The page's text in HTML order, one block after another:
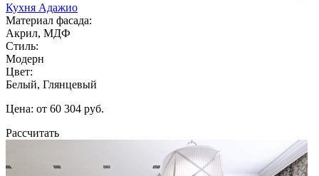
Кухня Адажио
Материал фасада:
Акрил, МДФ
Стиль:
Модерн
Цвет:
Белый, Глянцевый
Цена: от 60 304 руб.
Рассчитать